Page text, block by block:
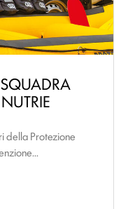
della Protezione